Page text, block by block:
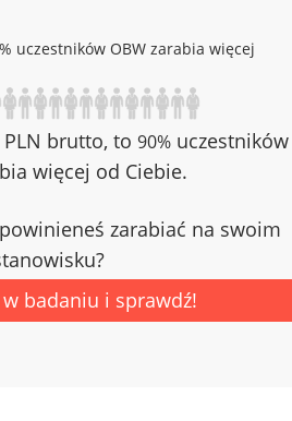
uczestników OBW zarabia więcej
PLN brutto, to 90% uczestników
więcej od Ciebie.
zarabiać na swoim
w badaniu i sprawdź!